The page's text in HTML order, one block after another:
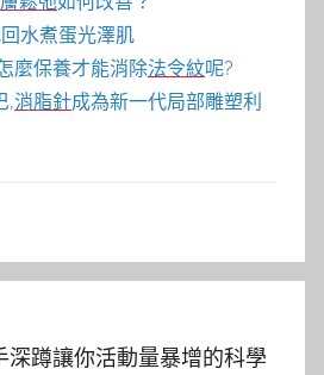
水煮蛋光澤肌
麼保養才能消除法令紋呢?
,消脂針成為新一代局部雕塑利
深蹲讓你活動量暴增的科學